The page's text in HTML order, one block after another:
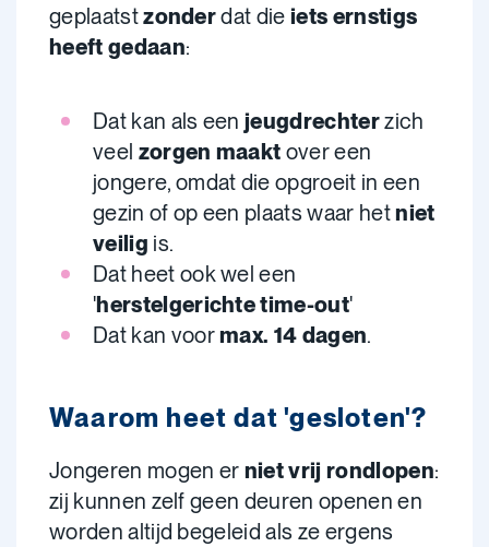
geplaatstzonderdat dieiets ernstigs
heeft gedaan:
Dat kan als eenjeugdrechterzich
veel zorgen maakt over een
jongere, omdat die opgroeit in een
gezin of op een plaats waar hetniet
veilig is.
Dat heet ook wel een
'herstelgerichte time-out'
Dat kan voormax. 14 dagen.
Waarom heet dat 'gesloten'?
Jongeren mogen er niet vrij rondlopen:
zij kunnen zelf geen deuren openen en
worden altijd begeleid als ze ergens